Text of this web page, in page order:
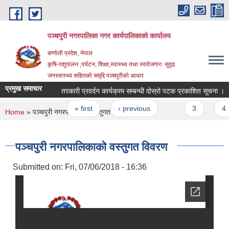
Skip to main content
पञ्चपुरी नगरपालिका नगर कार्यपालिकाको कार्यालय
कर्णाली प्रदेश, नेपाल
कृषि-पशुपालन ,पर्यटन, शिक्षा,स्वास्थ्य तथा स्वरोजगारः सुदृढ
जनस्वास्थ्य सहितको समृद्दि पञ्चपुरीको आधार
प्रमुख समाचार तरकारी प्रवर्दन कार्यक्रम सम्बन्धी दोस्रो पटक प्रकाशित सूचना ।
Pages
« first ‹ previous
You are here
Home » पञ्चपुरी नगरपालिकाको वस्तुगत विवरण
पञ्चपुरी नगरपालिकाको वस्तुगत विवरण
Submitted on: Fri, 07/06/2018 - 16:36